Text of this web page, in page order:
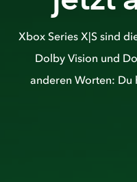
Xbox Series X|S sind
Dolby Vision und
anderen Worten: Du